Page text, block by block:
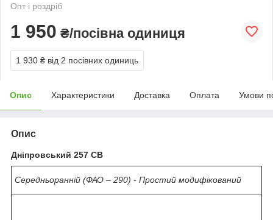
Опт і роздріб
1 950 ₴/посівна одиниця
1 930 ₴ від 2 посівних одиниць
Опис Характеристики Доставка Оплата Умови
Опис
Дніпровський 257 СВ
Середньоранній (ФАО – 290) - Простий модифікований